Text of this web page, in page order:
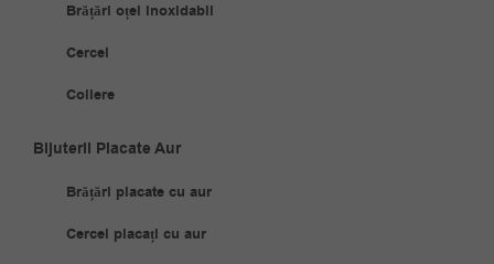
Brățări oțel inoxidabil
Cercei
Coliere
Bijuterii Placate Aur
Brățări placate cu aur
Cercei placați cu aur